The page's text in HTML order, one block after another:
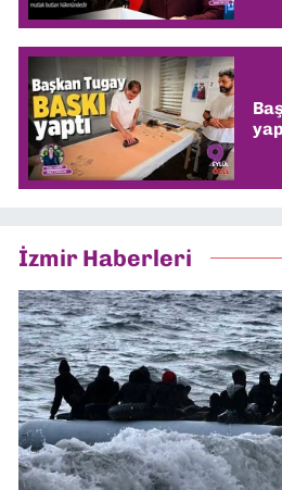
İzmir Haberleri